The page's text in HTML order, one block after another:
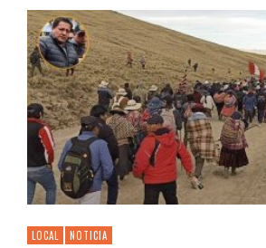
LOCAL NOTICIA